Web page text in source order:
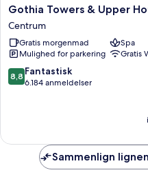
Gothia
Towers
&
Upper
House
Centrum
Gothia Towers & Upper
Centrum
Gratis morgenmad
Spa
Mulighed for parkering
Gratis
8.8
ud
anmeldelser
8,8 Fantastisk
6.184 anmeldelser
Sammenlign